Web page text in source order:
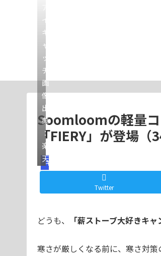
Soomloomの軽量コ
「FIERY」が登場
ギア
イ
キ
ャ
ッ
チ
画
像
出
典
：
楽
天
Twitter
どうも、 「薪ストーブ大好きキャ
寒さが厳しくなる前に、寒さ対